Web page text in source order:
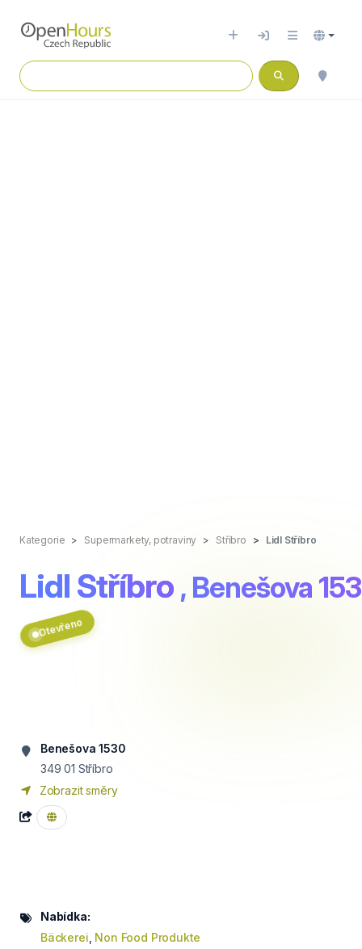
Kategorie Supermarkety, potraviny Stříbro Lidl Stříbro
Lidl Stříbro , Benešova
Otevřeno
Benešova 1530
349 01 Stříbro
Zobrazit směry
Nabídka:
Bäckerei Non Food Produkte